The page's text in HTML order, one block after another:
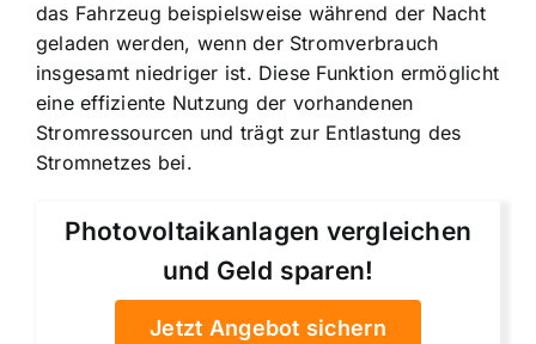
das Fahrzeug beispielsweise während der Nacht
geladen werden, wenn der Stromverbrauch
insgesamt niedriger ist. Diese Funktion ermöglicht
eine effiziente Nutzung der vorhandenen
Stromressourcen und trägt zur Entlastung des
Stromnetzes bei.
Photovoltaikanlagen vergleichen
und Geld sparen!
Jetzt Angebot sichern